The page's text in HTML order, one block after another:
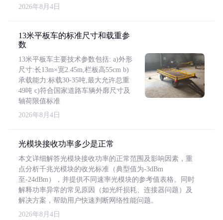
2026年8月4日
13米平板车的标准尺寸和载重参
数
13米平板车主要技术参数包括: a)外形
尺寸:长13m×宽2.45m,栏板高55cm b)
承载能力:标载30-35吨,最大允许总重
49吨 c)符合国家道路车辆外廓尺寸及
轴荷限值标准
2026年8月4日
光模块接收功率多少是正常
本文详细解答光模块接收功率的正常范围及影响因素，重
点分析千兆光模块的收光标准（典型值为-3dBm
至-24dBm），并提供不同速率光模块的参考值表格。同时
解释功率异常的常见原因（如光纤损耗、连接器问题）及
解决方案，帮助用户快速判断网络性能问题。
2026年8月4日